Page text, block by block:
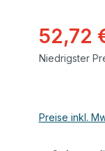
52,72
Niedrigster
Preise inkl.